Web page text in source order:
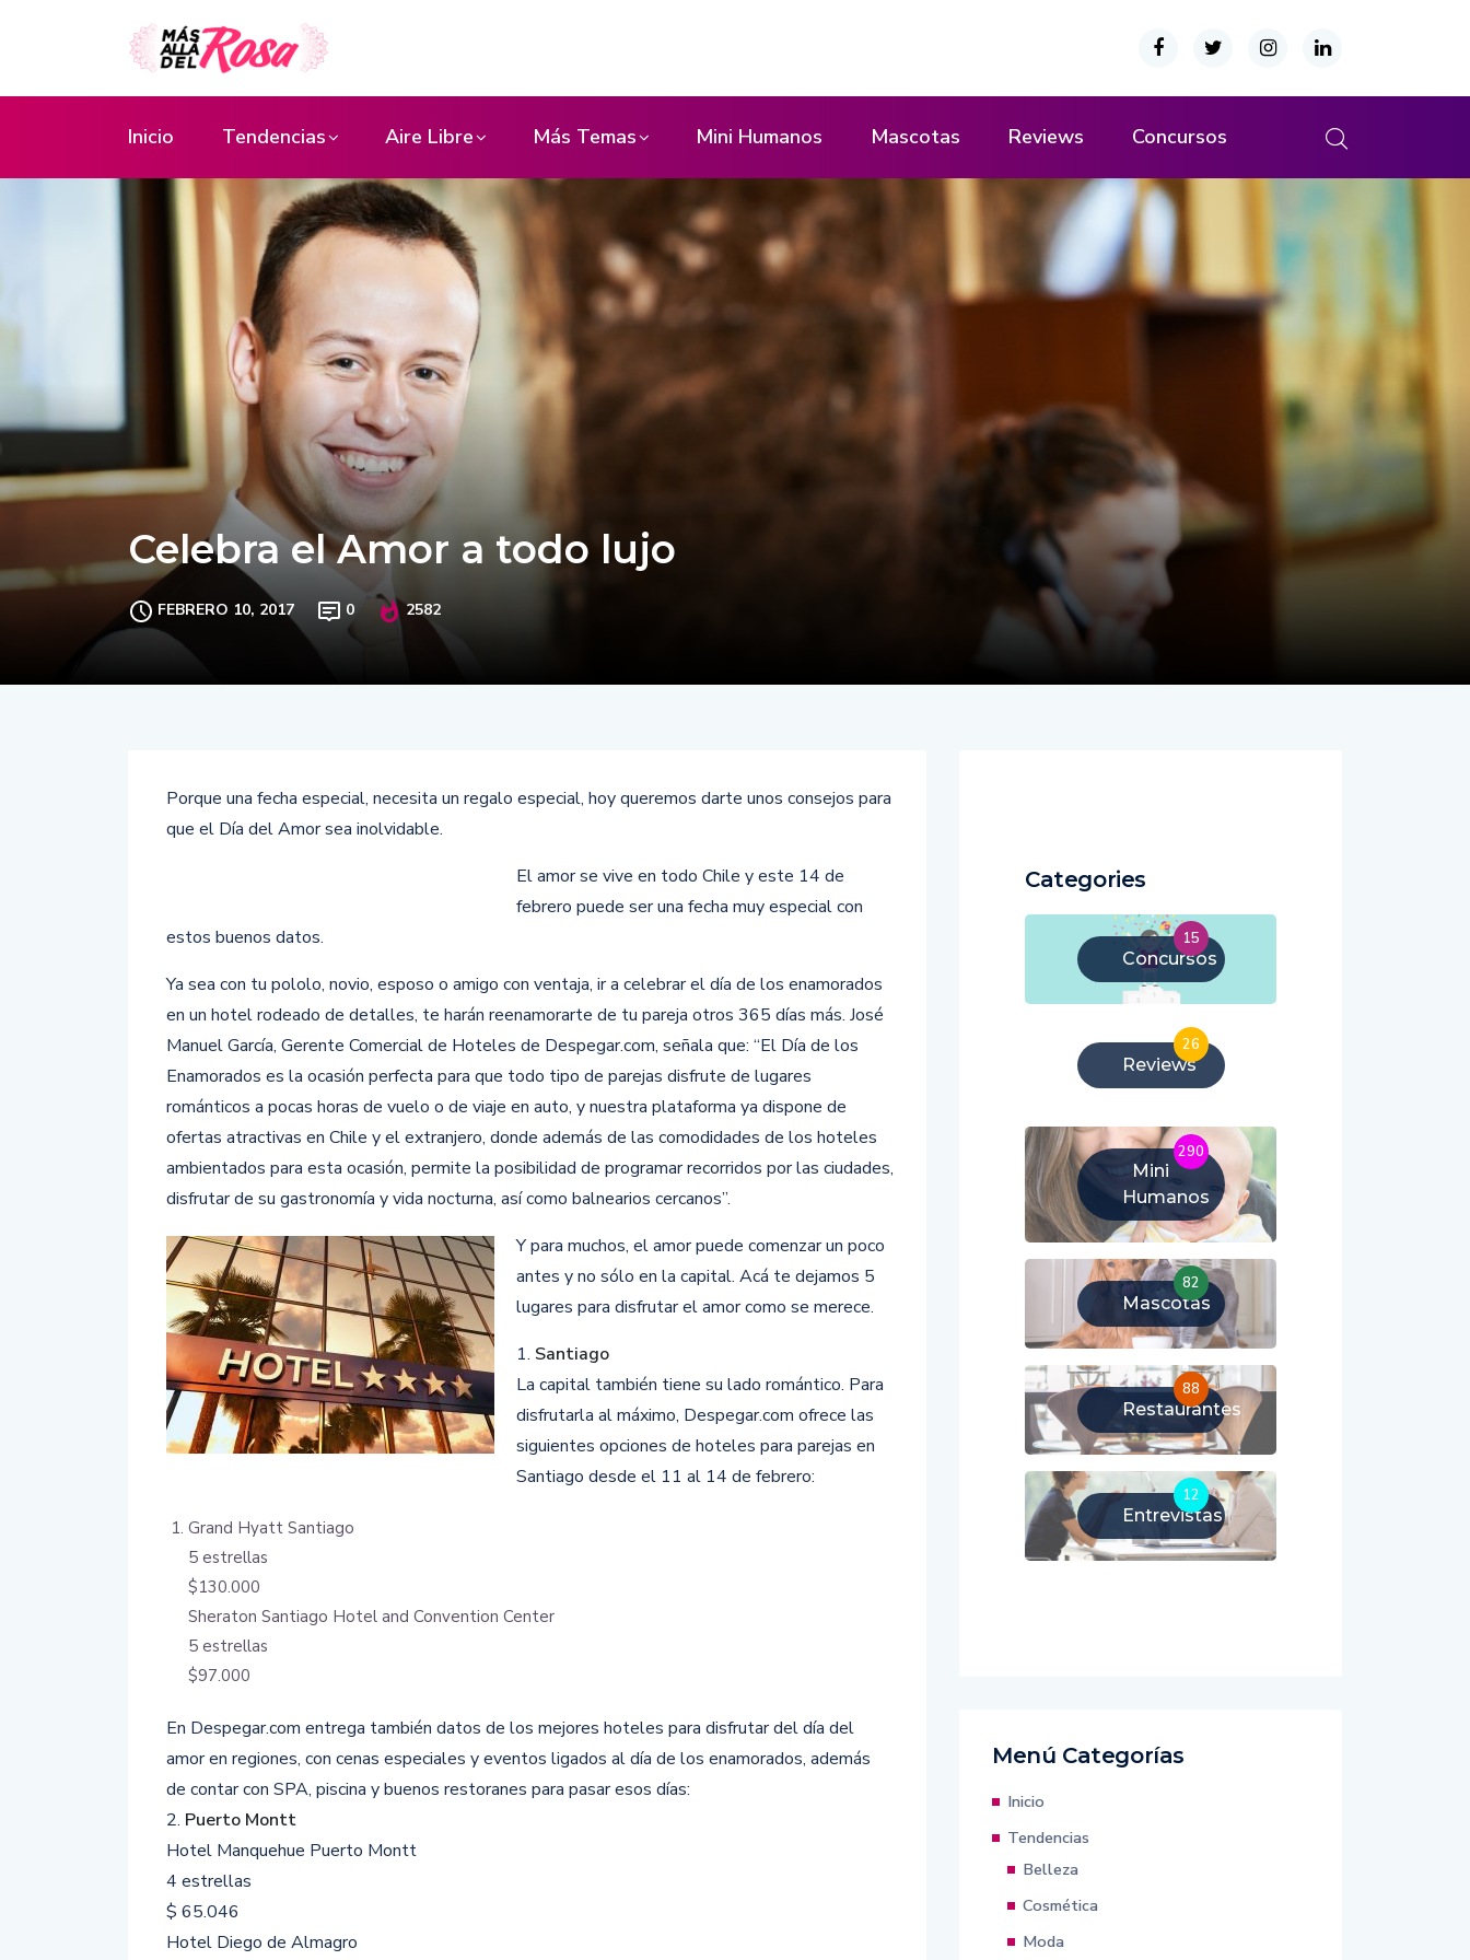
Inicio Tendencias Aire Libre Más Temas Mini Humanos Mascotas Reviews Concursos
Celebra el Amor a todo lujo
FEBRERO 10, 2017 0 2582
Porque una fecha especial, necesita un regalo especial, hoy queremos darte unos consejos para
que el Día del Amor sea inolvidable.
El amor se vive en todo Chile y este 14 de
febrero puede ser una fecha muy especial con
estos buenos datos.
Ya sea con tu pololo, novio, esposo o amigo con ventaja, ir a celebrar el día de los enamorados
en un hotel rodeado de detalles, te harán reenamorarte de tu pareja otros 365 días más. José
Manuel García, Gerente Comercial de Hoteles de Despegar.com, señala que: “El Día de los
Enamorados es la ocasión perfecta para que todo tipo de parejas disfrute de lugares
románticos a pocas horas de vuelo o de viaje en auto, y nuestra plataforma ya dispone de
ofertas atractivas en Chile y el extranjero, donde además de las comodidades de los hoteles
ambientados para esta ocasión, permite la posibilidad de programar recorridos por las ciudades,
disfrutar de su gastronomía y vida nocturna, así como balnearios cercanos”.
Y para muchos, el amor puede comenzar un poco
antes y no sólo en la capital. Acá te dejamos 5
lugares para disfrutar el amor como se merece.
1. Santiago
La capital también tiene su lado romántico. Para
disfrutarla al máximo, Despegar.com ofrece las
siguientes opciones de hoteles para parejas en
Santiago desde el 11 al 14 de febrero:
Grand Hyatt Santiago
5 estrellas
$130.000
Sheraton Santiago Hotel and Convention Center
5 estrellas
$97.000
En Despegar.com entrega también datos de los mejores hoteles para disfrutar del día del
amor en regiones, con cenas especiales y eventos ligados al día de los enamorados, además
de contar con SPA, piscina y buenos restoranes para pasar esos días:
2. Puerto Montt
Hotel Manquehue Puerto Montt
4 estrellas
$ 65.046
Hotel Diego de Almagro
Categories
Concursos
15
Reviews
26
Mini
Humanos
290
Mascotas
82
Restaurantes
88
Entrevistas
12
Menú Categorías
Inicio
Tendencias
Belleza
Cosmética
Moda